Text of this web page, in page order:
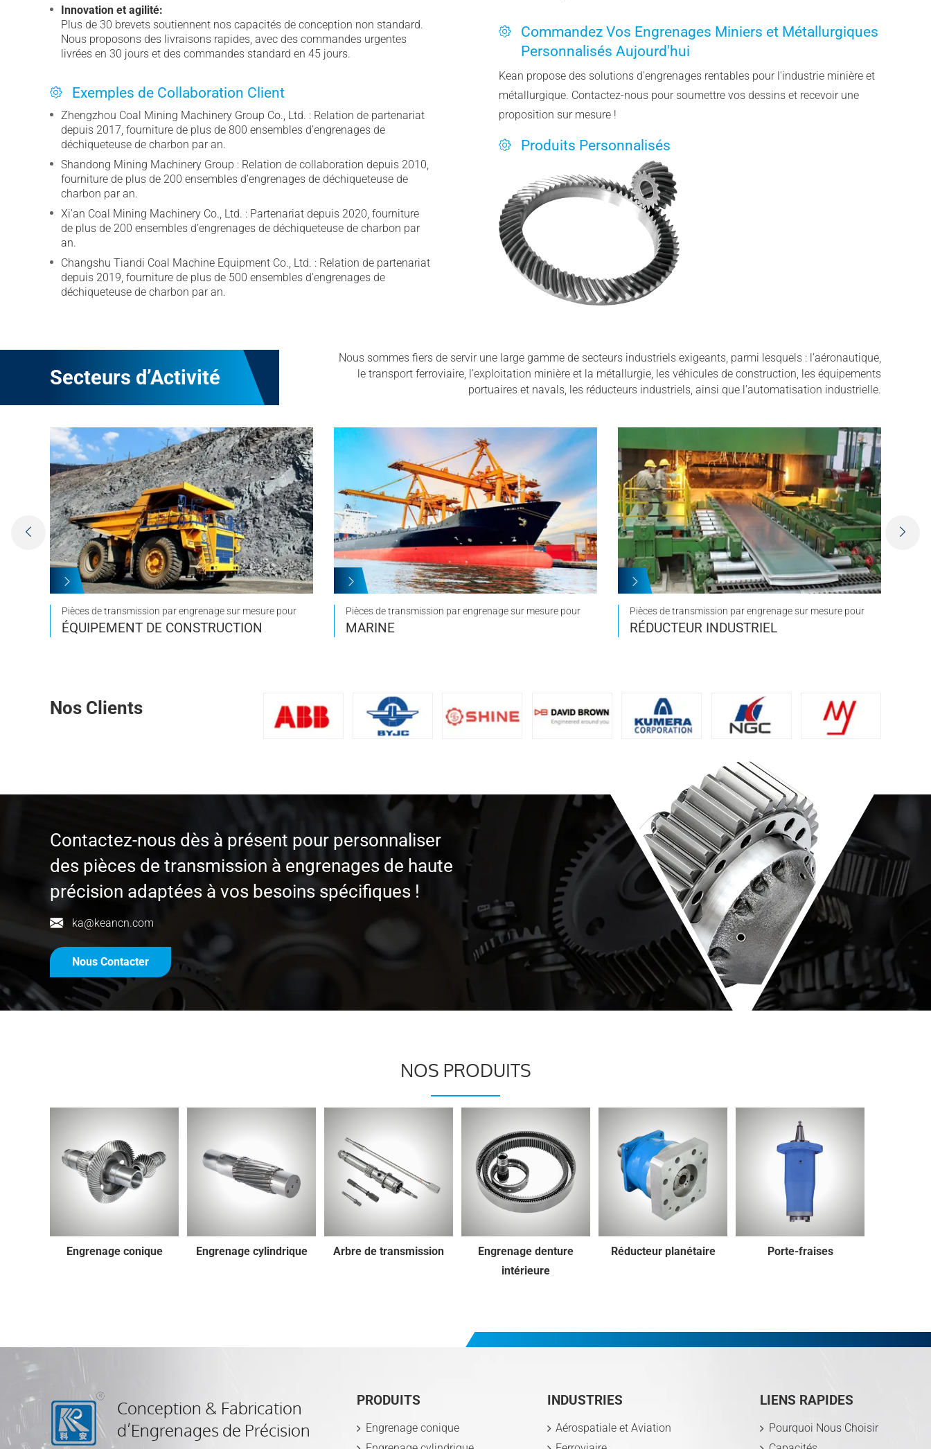
Innovation et agilité:
Plus de 30 brevets soutiennent nos capacités de conception non standard.
Nous proposons des livraisons rapides, avec des commandes urgentes
livrées en 30 jours et des commandes standard en 45 jours.
Exemples de Collaboration Client
Zhengzhou Coal Mining Machinery Group Co., Ltd. : Relation de partenariat
depuis 2017, fourniture de plus de 800 ensembles d’engrenages de
déchiqueteuse de charbon par an.
Shandong Mining Machinery Group : Relation de collaboration depuis 2010,
fourniture de plus de 200 ensembles d’engrenages de déchiqueteuse de
charbon par an.
Xi'an Coal Mining Machinery Co., Ltd. : Partenariat depuis 2020, fourniture
de plus de 200 ensembles d’engrenages de déchiqueteuse de charbon par
an.
Changshu Tiandi Coal Machine Equipment Co., Ltd. : Relation de partenariat
depuis 2019, fourniture de plus de 500 ensembles d’engrenages de
déchiqueteuse de charbon par an.
Commandez Vos Engrenages Miniers et Métallurgiques
Personnalisés Aujourd'hui
Kean propose des solutions d'engrenages rentables pour l'industrie minière et
métallurgique. Contactez-nous pour soumettre vos dessins et recevoir une
proposition sur mesure !
Produits Personnalisés
Secteurs d’Activité
Nous sommes fiers de servir une large gamme de secteurs industriels exigeants, parmi lesquels : l’aéronautique,
le transport ferroviaire, l’exploitation minière et la métallurgie, les véhicules de construction, les équipements
portuaires et navals, les réducteurs industriels, ainsi que l’automatisation industrielle.
Pièces de transmission par engrenage sur mesure pour
ÉQUIPEMENT DE CONSTRUCTION
Pièces de transmission par engrenage sur mesure pour
MARINE
Pièces de transmission par engrenage sur mesure pour
RÉDUCTEUR INDUSTRIEL
Nos Clients
Contactez-nous dès à présent pour personnaliser
des pièces de transmission à engrenages de haute
précision adaptées à vos besoins spécifiques !
ka@keancn.com
Nous Contacter
NOS PRODUITS
Engrenage conique Engrenage cylindrique Arbre de transmission
Engrenage denture
intérieure
Réducteur planétaire Porte-fraises
Conception & Fabrication
d’Engrenages de Précision
PRODUITS
Engrenage conique
INDUSTRIES
Aérospatiale et Aviation
LIENS RAPIDES
Pourquoi Nous Choisir